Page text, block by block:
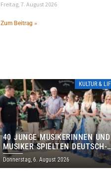
Freitag, 7. August 2026
Zum Beitrag »
KULTUR &
40 JUNGE MUSIKERINNEN UND
MUSIKER SPIELTEN DEUTSCH-
BRASILIANISCHES
THOLEY
Donnerstag, 6. August 2026